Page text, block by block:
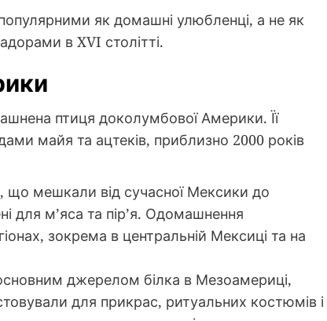
як домашні улюбленці, а не як
в XVI столітті.
птиця доколумбової Америки. Її
майя та ацтеків, приблизно 2000 років
що мешкали від сучасної Мексики до
для м’яса та пір’я. Одомашнення
зокрема в центральній Мексиці та на
джерелом білка в Мезоамериці,
для прикрас, ритуальних костюмів і